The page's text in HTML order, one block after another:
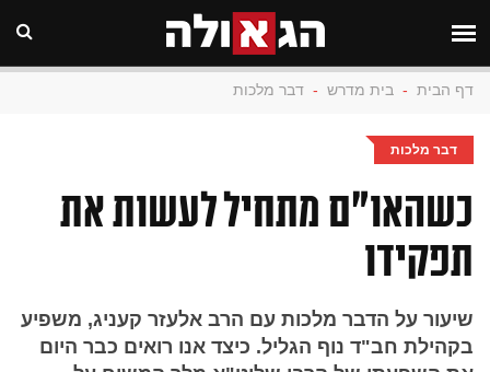
דף הבית - בית מדרש - דבר מלכות
דבר מלכות
כשהאו"ם מתחיל לעשות את
תפקידו
שיעור על הדבר מלכות עם הרב אלעזר קעניג, משפיע
בקהילת חב"ד נוף הגליל. כיצד אנו רואים כבר היום